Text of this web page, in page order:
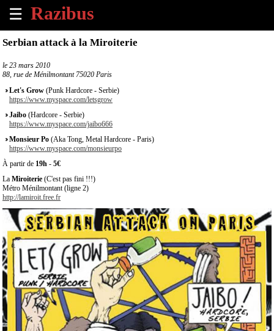
☰
×
Tous
les
évènements
à
venir
Annoncer
évènement
Contact
À
propos
Serbian attack à la Miroiterie
le 23 mars 2010
88, rue de Ménilmontant 75020 Paris
Let's Grow (Punk Hardcore - Serbie)
https://www.myspace.com/letsgrow
Jaibo (Hardcore - Serbie)
https://www.myspace.com/jaibo666
Monsieur Po (Aka Tong, Metal Hardcore - Paris)
https://www.myspace.com/monsieurpo
À partir de 19h - 5€
La Miroiterie (C'est pas fini !!!)
Métro Ménilmontant (ligne 2)
http://lamiroit.free.fr